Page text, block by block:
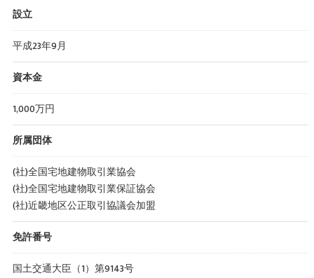
設立
平成23年9月
資本金
1,000万円
所属団体
(社)全国宅地建物取引業協会
(社)全国宅地建物取引業保証協会
(社)近畿地区公正取引協議会加盟
免許番号
国土交通大臣（1）第9143号